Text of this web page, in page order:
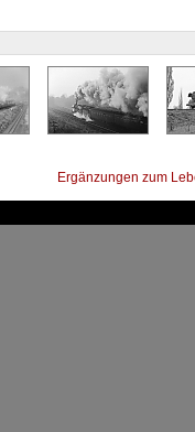
Ergänzungen zum